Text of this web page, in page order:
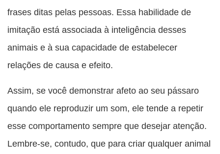
frases ditas pelas pessoas. Essa habilidade de
imitação está associada à inteligência desses
animais e à sua capacidade de estabelecer
relações de causa e efeito.
Assim, se você demonstrar afeto ao seu pássaro
quando ele reproduzir um som, ele tende a repetir
esse comportamento sempre que desejar atenção.
Lembre-se, contudo, que para criar qualquer animal